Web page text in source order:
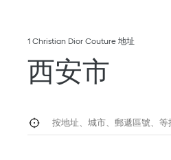
1 Christian Dior Couture 地址
西安市
地理定位